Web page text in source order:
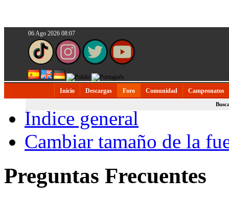
06 Ago 2026 08:07
Inicio Descargas Foro Comunidad Campeonatos
Índice general
Cambiar tamaño de la
Preguntas Frecuentes